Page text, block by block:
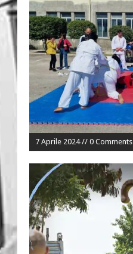
7 Aprile 2024 // 0 Comments